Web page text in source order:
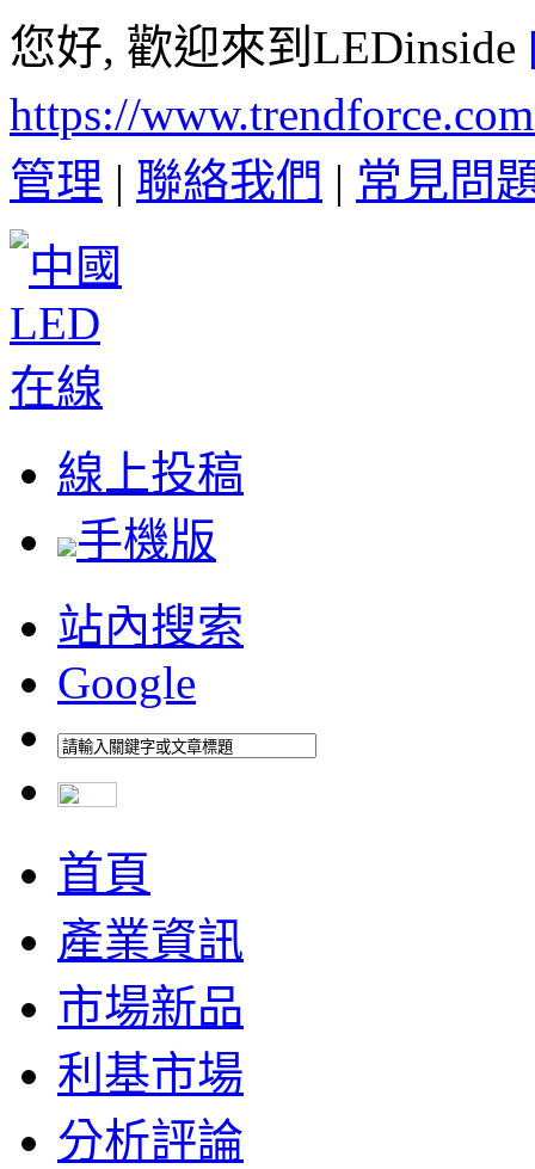
您好, 歡迎來到LEDinside
https://
管理 | 聯絡我們 | 常見問
線上投稿
手機版
站內搜索
Google
首頁
產業資訊
市場新品
利基市場
分析評論